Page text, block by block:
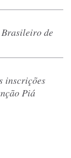
Brasileiro de
inscrições
Piá